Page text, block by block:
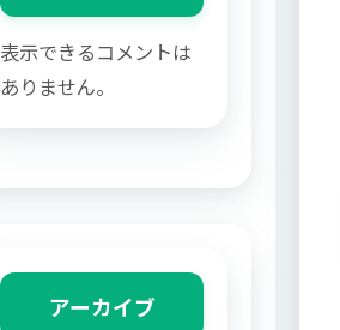
表示できるコメントは
ありません。
アーカイブ